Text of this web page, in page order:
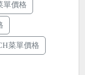
單價格
菜單價格